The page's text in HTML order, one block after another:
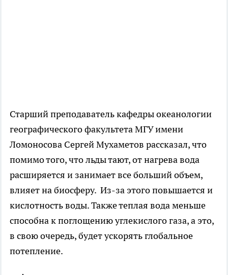
Старший преподаватель кафедры океанологии
географического факультета МГУ имени
Ломоносова Сергей Мухаметов рассказал, что
помимо того, что льды тают, от нагрева вода
расширяется и занимает все больший объем,
влияет на биосферу. Из-за этого повышается и
кислотность воды. Также теплая вода меньше
способна к поглощению углекислого газа, а это,
в свою очередь, будет ускорять глобальное
потепление.